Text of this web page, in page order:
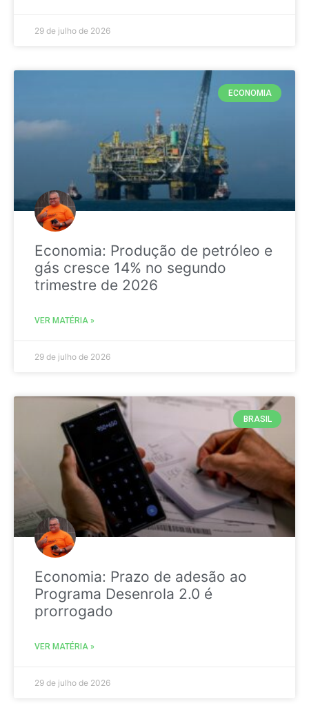
29 de julho de 2026
ECONOMIA
Economia: Produção de petróleo e
gás cresce 14% no segundo
trimestre de 2026
VER MATÉRIA »
29 de julho de 2026
BRASIL
Economia: Prazo de adesão ao
Programa Desenrola 2.0 é
prorrogado
VER MATÉRIA »
29 de julho de 2026